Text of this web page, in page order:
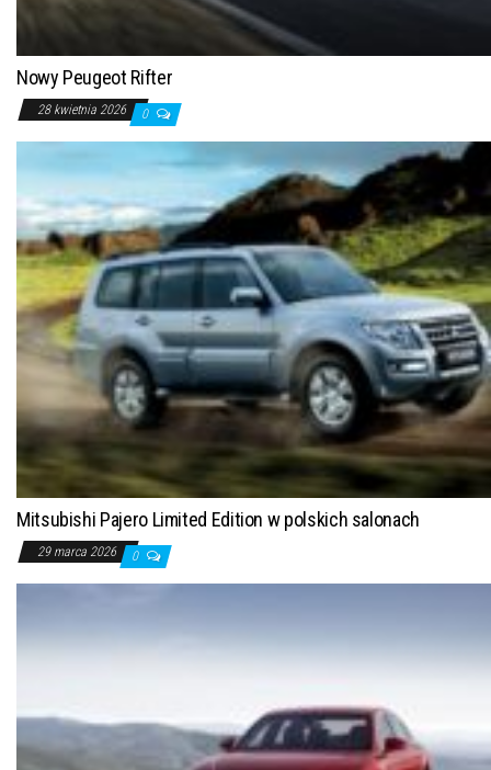
Nowy Peugeot Rifter
28 kwietnia 2026 0
Mitsubishi Pajero Limited Edition w polskich salonach
29 marca 2026 0